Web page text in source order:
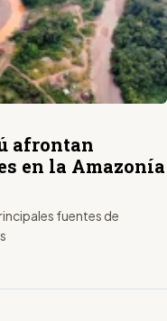
afrontan
en la Amazonía
fuentes de